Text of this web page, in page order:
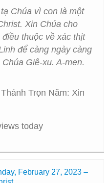
Chúa vì con là một
Xin Chúa cho
thuộc về xác thịt
để càng ngày càng
Giê-xu. A-men.
Trọn Năm: Xin
today
February 27, 2023 –